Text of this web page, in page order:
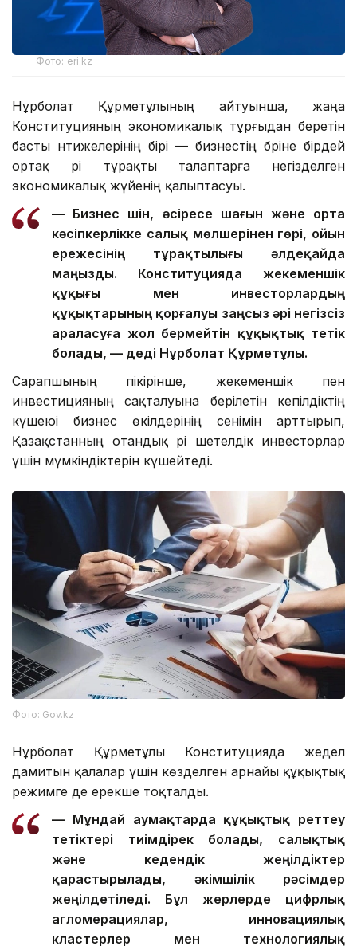
Фото: eri.kz
Нұрболат Құрметұлының айтуынша, жаңа
Конституцияның экономикалық тұрғыдан беретін
басты нәтижелерінің бірі — бизнестің бәріне бірдей
ортақ әрі тұрақты талаптарға негізделген
экономикалық жүйенің қалыптасуы.
— Бизнес үшін, әсіресе шағын және орта
кәсіпкерлікке салық мөлшерінен гөрі, ойын
ережесінің тұрақтылығы әлдеқайда
маңызды. Конституцияда жекеменшік
құқығы мен инвесторлардың
құқықтарының қорғалуы заңсыз әрі негізсіз
араласуға жол бермейтін құқықтық тетік
болады, — деді Нұрболат Құрметұлы.
Сарапшының пікірінше, жекеменшік пен
инвестицияның сақталуына берілетін кепілдіктің
күшеюі бизнес өкілдерінің сенімін арттырып,
Қазақстанның отандық әрі шетелдік инвесторлар
үшін мүмкіндіктерін күшейтеді.
Фото: Gov.kz
Нұрболат Құрметұлы Конституцияда жедел
дамитын қалалар үшін көзделген арнайы құқықтық
режимге де ерекше тоқталды.
— Мұндай аумақтарда құқықтық реттеу
тетіктері тиімдірек болады, салықтық
және кедендік жеңілдіктер
қарастырылады, әкімшілік рәсімдер
жеңілдетіледі. Бұл жерлерде цифрлық
агломерациялар, инновациялық
кластерлер мен технологиялық